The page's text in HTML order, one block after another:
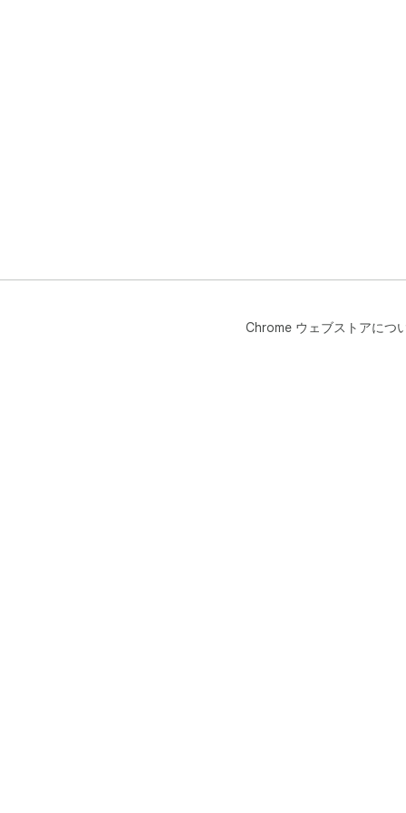
Chrome ウェブストアにつ